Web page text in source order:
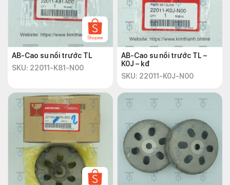
AB-Cao su nồi trước TL
SKU: 22011-K81-N00
AB-Cao su nồi trước TL –
K0J – kđ
SKU: 22011-K0J-N00